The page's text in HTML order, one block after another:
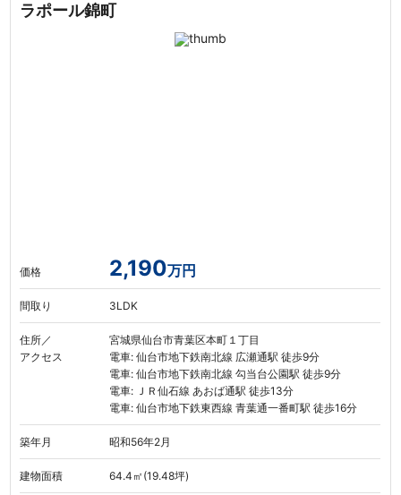
ラポール錦町
価格 2,190万円
間取り 3LDK
住所／
アクセス
宮城県仙台市青葉区本町１丁目
電車: 仙台市地下鉄南北線 広瀬通駅 徒歩9分
電車: 仙台市地下鉄南北線 勾当台公園駅 徒歩9分
電車: ＪＲ仙石線 あおば通駅 徒歩13分
電車: 仙台市地下鉄東西線 青葉通一番町駅 徒歩16分
築年月 昭和56年2月
建物面積 64.4㎡(19.48坪)